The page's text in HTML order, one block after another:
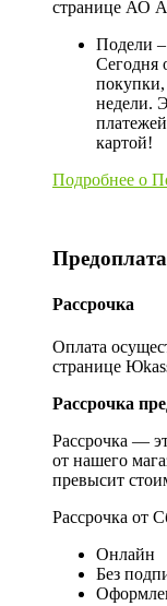
странице
Подели –
Сегодня
покупки,
недели.
картой!
Подробнее о
Рассрочка
Оплата
странице
Рассрочка
Рассрочка —
от нашего
превысит
Рассрочка от
Онлайн
Без